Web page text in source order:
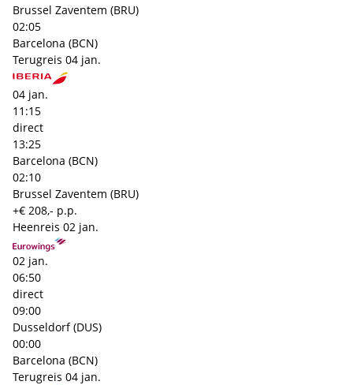
Brussel Zaventem (BRU)
02:05
Barcelona (BCN)
Terugreis 04 jan.
04 jan.
11:15
direct
13:25
Barcelona (BCN)
02:10
Brussel Zaventem (BRU)
+€ 208,- p.p.
Heenreis 02 jan.
02 jan.
06:50
direct
09:00
Dusseldorf (DUS)
00:00
Barcelona (BCN)
Terugreis 04 jan.